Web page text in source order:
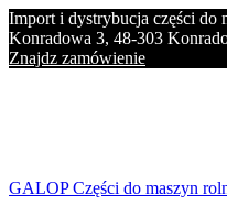
Import i dystrybucja części do
Konradowa 3, 48-303
Znajdz zamówienie
GALOP Części do maszyn